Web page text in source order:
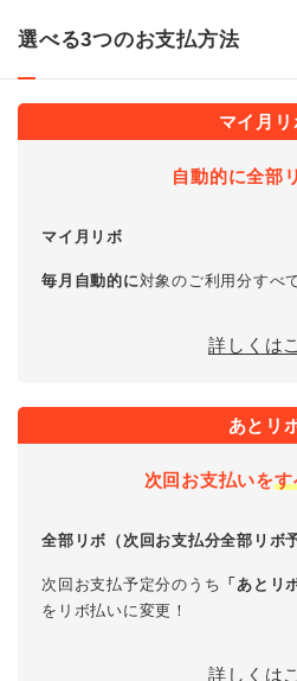
選べる3つのお支払方法
マイ月リ
自動的に全部
マイ月リボ
毎月自動的に対象のご利用分すべ
詳しくは
あとリ
次回お支払いをす
全部リボ（次回お支払分全部リボ予
次回お支払予定分のうち 「あとリ
をリボ払いに変更！
詳しくは